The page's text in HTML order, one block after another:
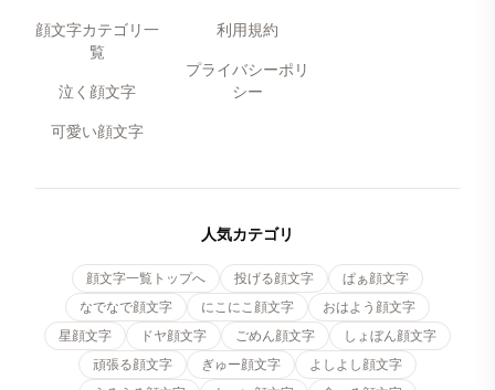
顔文字カテゴリ一
覧
泣く顔文字
可愛い顔文字
利用規約
プライバシーポリ
シー
人気カテゴリ
顔文字一覧トップへ 投げる顔文字
ぱぁ顔文字
なでなで顔文字
にこにこ顔文字
おはよう顔文字
星顔文字
ドヤ顔文字 ごめん顔文字
しょぼん顔文字
頑張る顔文字
ぎゅー顔文字
よしよし顔文字